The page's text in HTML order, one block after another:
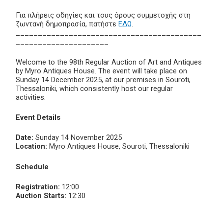
Για πλήρεις οδηγίες και τους όρους συμμετοχής στη
ζωντανή δημοπρασία, πατήστε ΕΔΩ.
Welcome to the 98th Regular Auction of Art and Antiques
by Myro Antiques House. The event will take place on
Sunday 14 December 2025, at our premises in Souroti,
Thessaloniki, which consistently host our regular
activities.
Event Details
Date: Sunday 14 November 2025
Location: Myro Antiques House, Souroti, Thessaloniki
Schedule
Registration: 12:00
Auction Starts: 12:30